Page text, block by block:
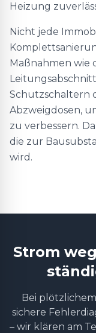
Heizung
Nicht jede
Maßnahmen wie
Schutzschaltern
Abzweigdosen,
zu verbessern.
die zur
wird.
Strom
Bei
sichere
– wir klären am